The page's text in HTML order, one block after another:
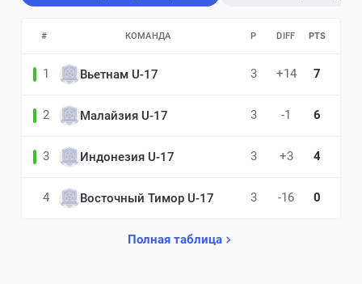
# КОМАНДА P DIFF PTS
1 Вьетнам U-17 3 +14 7
2 Малайзия U-17 3 -1 6
3 Индонезия U-17 3 +3 4
4 Восточный Тимор U-17 3 -16 0
Полная таблица